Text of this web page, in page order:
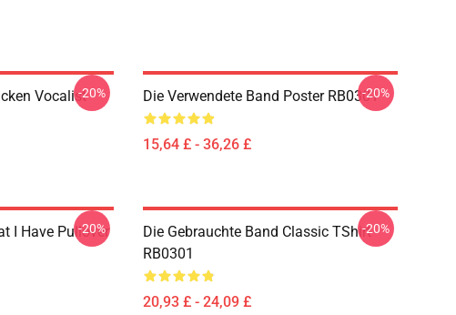
Vocalist-20% Die Verwendete Band Poster RB0301
15,64 £ - 36,26 £
-20%
I Have Pullover
-20%
Die Gebrauchte Band Classic TShirt
RB0301
20,93 £ - 24,09 £
-20%